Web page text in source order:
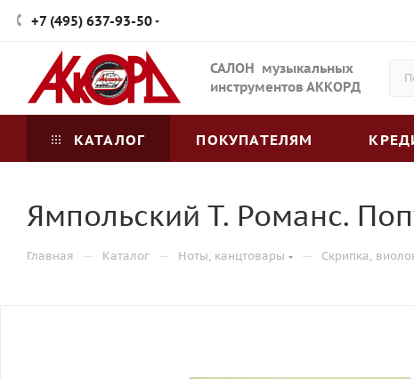
+7 (495) 637-93-50
САЛОН музыкальных
инструментов АККОРД
КАТАЛОГ ПОКУПАТЕЛЯМ
Ямпольский Т. Романс.
Главная — Каталог — Ноты, канцтовары — Скрипка,